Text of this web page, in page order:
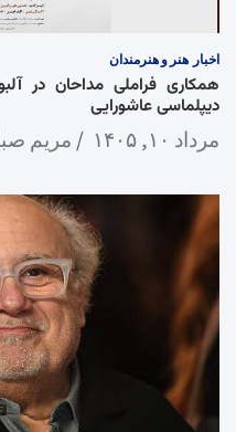
اخبار هنر و هنرمندان
همکاری فراملی مداحان در
دیپلماسی عاشورایی
مرداد ۱۰, ۱۴۰۵ مریم